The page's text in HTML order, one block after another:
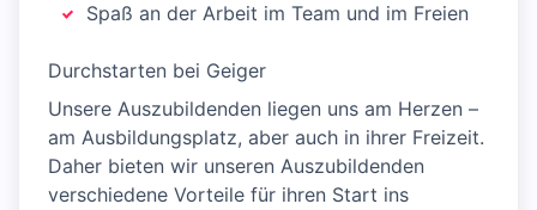
Spaß an der Arbeit im Team und im Freien
Durchstarten bei Geiger
Unsere Auszubildenden liegen uns am Herzen –
am Ausbildungsplatz, aber auch in ihrer Freizeit.
Daher bieten wir unseren Auszubildenden
verschiedene Vorteile für ihren Start ins